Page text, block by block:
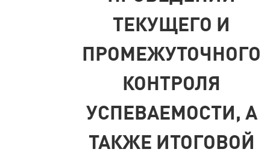
ТЕКУЩЕГО И
ПРОМЕЖУТОЧНОГО
КОНТРОЛЯ
УСПЕВАЕМОСТИ, А
ТАКЖЕ ИТОГОВОЙ